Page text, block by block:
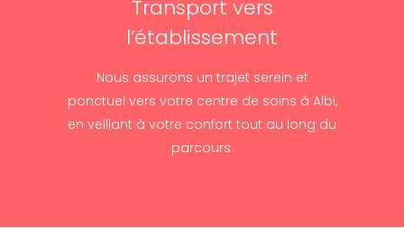
Transport vers
l’établissement
Nous assurons un trajet serein et
ponctuel vers votre centre de soins à Albi,
en veillant à votre confort tout au long du
parcours.